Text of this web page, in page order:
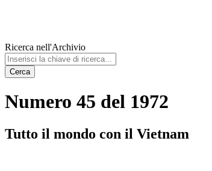
Ricerca nell'Archivio
Cerca
Numero 45 del 1972
Tutto il mondo con il Vietnam